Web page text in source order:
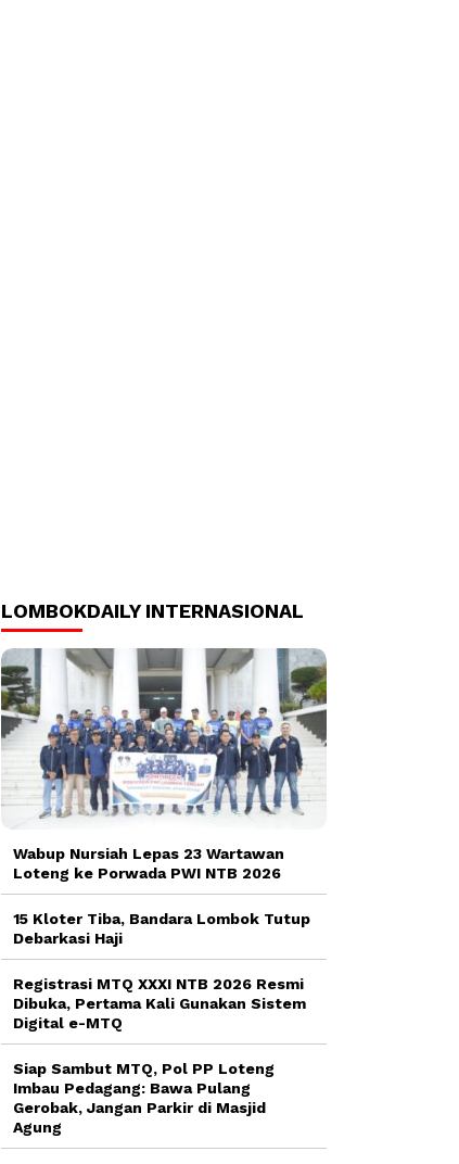
LOMBOKDAILY INTERNASIONAL
Wabup Nursiah Lepas 23 Wartawan
Loteng ke Porwada PWI NTB 2026
15 Kloter Tiba, Bandara Lombok Tutup
Debarkasi Haji
Registrasi MTQ XXXI NTB 2026 Resmi
Dibuka, Pertama Kali Gunakan Sistem
Digital e-MTQ
Siap Sambut MTQ, Pol PP Loteng
Imbau Pedagang: Bawa Pulang
Gerobak, Jangan Parkir di Masjid
Agung